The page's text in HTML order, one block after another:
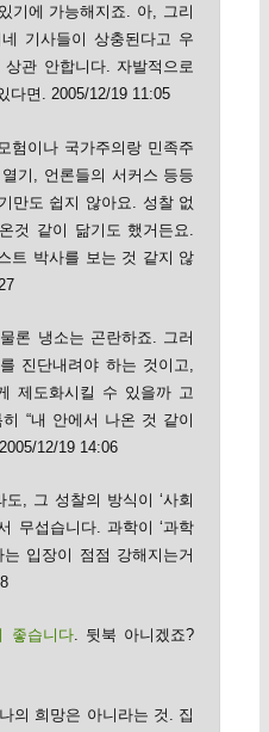
기에 가능해지죠. 아, 그리
기사들이 상충된다고 우
관 안합니다. 자발적으로
다면. 2005/12/19 11:05
험이나 국가주의랑 민족주
기, 언론들의 서커스 등등
만도 쉽지 않아요. 성찰 없
것 같이 닮기도 했거든요.
트 박사를 보는 것 같지 않
론 냉소는 곤란하죠. 그러
진단내려야 하는 것이고,
제도화시킬 수 있을까 고
“내 안에서 나온 것 같이
12/19 14:06
, 그 성찰의 방식이 ‘사회
무섭습니다. 과학이 ‘과학
입장이 점점 강해지는거
좋습니다. 뒷북 아니겠죠?
의 희망은 아니라는 것. 집